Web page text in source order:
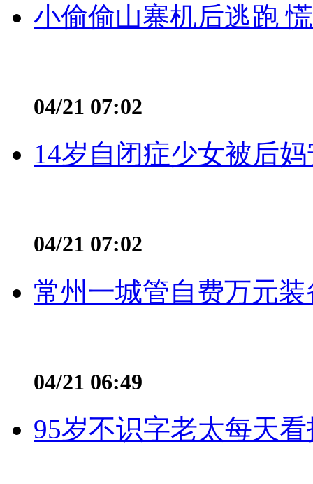
小偷偷山寨机后逃跑
04/21 07:02
14岁自闭症少女被后
04/21 07:02
常州一城管自费万元
04/21 06:49
95岁不识字老太每天